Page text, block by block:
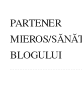
PARTENER
MIEROS/
BLOGULUI